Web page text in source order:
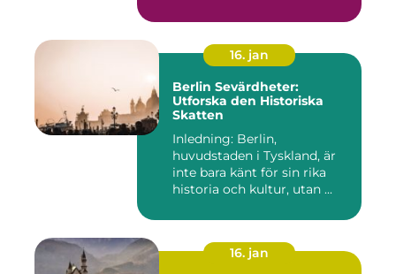
16. jan
Berlin Sevärdheter:
Utforska den Historiska
Skatten
Inledning: Berlin,
huvudstaden i Tyskland, är
inte bara känt för sin rika
historia och kultur, utan ...
16. jan